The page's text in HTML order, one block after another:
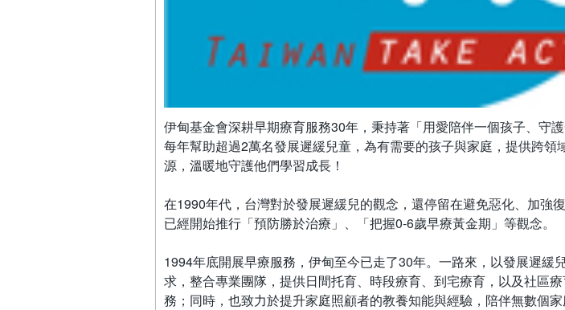
伊甸基金會深耕早期療育服務30年，秉持著「用愛陪伴一個孩子、守
每年幫助超過2萬名發展遲緩兒童，為有需要的孩子與家庭，提供跨領
源，溫暖地守護他們學習成長！
在1990年代，台灣對於發展遲緩兒的觀念，還停留在避免惡化、加強
已經開始推行「預防勝於治療」、「把握0-6歲早療黃金期」等觀念。
1994年底開展早療服務，伊甸至今已走了30年。一路來，以發展遲緩
求，整合專業團隊，提供日間托育、時段療育、到宅療育，以及社區
務；同時，也致力於提升家庭照顧者的教養知能與經驗，陪伴無數個家